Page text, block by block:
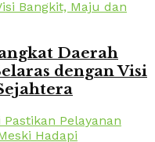
Daerah
dengan Visi